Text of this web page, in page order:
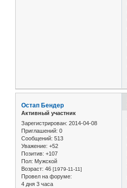
Остап Бендер
Активный участник
Зарегистрирован: 2014-04-08
Приглашений: 0
Сообщений: 513
Уважение: +52
Позитив: +107
Пол: Мужской
Возраст: 46 [1979-11-11]
Провел на форуме:
4 дня 3 часа